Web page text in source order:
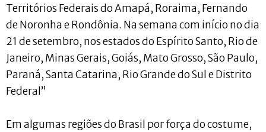
Territórios Federais do Amapá, Roraima, Fernando
de Noronha e Rondônia. Na semana com início no dia
21 de setembro, nos estados do Espírito Santo, Rio de
Janeiro, Minas Gerais, Goiás, Mato Grosso, São Paulo,
Paraná, Santa Catarina, Rio Grande do Sul e Distrito
Federal”
Em algumas regiões do Brasil por força do costume,